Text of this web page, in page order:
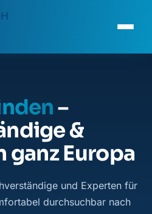
–
&
ganz Europa
und Experten für
durchsuchbar nach